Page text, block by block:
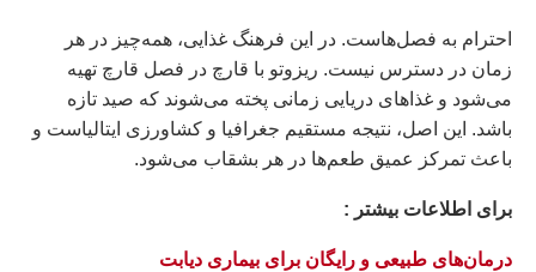
احترام به فصل‌هاست. در این فرهنگ غذایی، همه‌چیز در هر
زمان در دسترس نیست. ریزوتو با قارچ در فصل قارچ تهیه
می‌شود و غذاهای دریایی زمانی پخته می‌شوند که صید تازه
باشد. این اصل، نتیجه مستقیم جغرافیا و کشاورزی ایتالیاست و
باعث تمرکز عمیق طعم‌ها در هر بشقاب می‌شود.
براى اطلاعات بيشتر :
درمان‌های طبیعی و رایگان برای بیماری دیابت